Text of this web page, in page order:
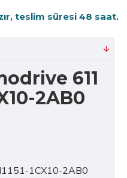
teslim süresi 48 saat.
611
2AB0
1CX10-2AB0